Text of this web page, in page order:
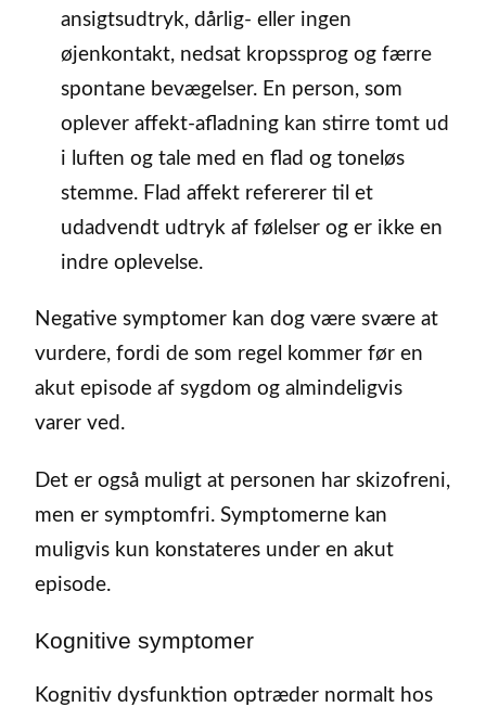
ansigtsudtryk, dårlig- eller ingen
øjenkontakt, nedsat kropssprog og færre
spontane bevægelser. En person, som
oplever affekt-afladning kan stirre tomt ud
i luften og tale med en flad og toneløs
stemme. Flad affekt refererer til et
udadvendt udtryk af følelser og er ikke en
indre oplevelse.
Negative symptomer kan dog være svære at
vurdere, fordi de som regel kommer før en
akut episode af sygdom og almindeligvis
varer ved.
Det er også muligt at personen har skizofreni,
men er symptomfri. Symptomerne kan
muligvis kun konstateres under en akut
episode.
Kognitive symptomer
Kognitiv dysfunktion optræder normalt hos